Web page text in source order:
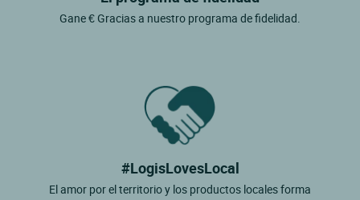
Gane € Gracias a nuestro programa de fidelidad.
#LogisLovesLocal
El amor por el territorio y los productos locales forma